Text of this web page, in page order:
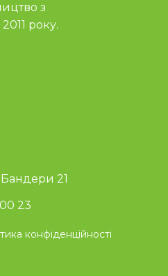
з
року.
21
23
конфіденційності